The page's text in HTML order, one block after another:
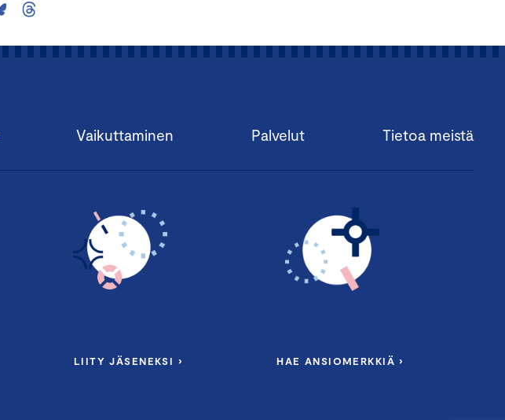
Vaikuttaminen Palvelut Tietoa meistä
LIITY JÄSENEKSI › HAE ANSIOMERKKIÄ ›